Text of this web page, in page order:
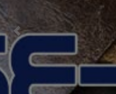
Previous